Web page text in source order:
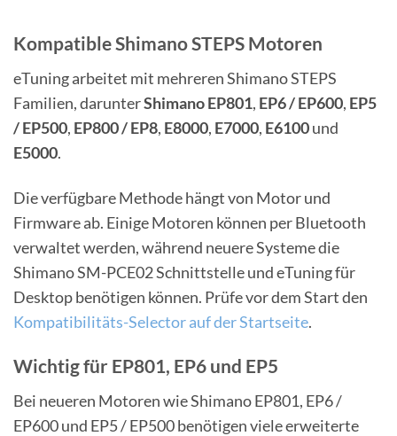
Kompatible Shimano STEPS Motoren
eTuning arbeitet mit mehreren Shimano STEPS
Familien, darunterShimano EP801, EP6 / EP600, EP5
/ EP500, EP800 / EP8, E8000, E7000, E6100und
E5000.
Die verfügbare Methode hängt von Motor und
Firmware ab. Einige Motoren können per Bluetooth
verwaltet werden, während neuere Systeme die
Shimano SM-PCE02 Schnittstelle und eTuning für
Desktop benötigen können. Prüfe vor dem Start den
Kompatibilitäts-Selector auf der Startseite.
Wichtig für EP801, EP6 und EP5
Bei neueren Motoren wie Shimano EP801, EP6 /
EP600 und EP5 / EP500 benötigen viele erweiterte